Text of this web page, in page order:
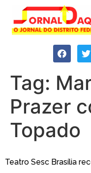
Tag:
Prazer
Topado
Teatro Sesc Brasília